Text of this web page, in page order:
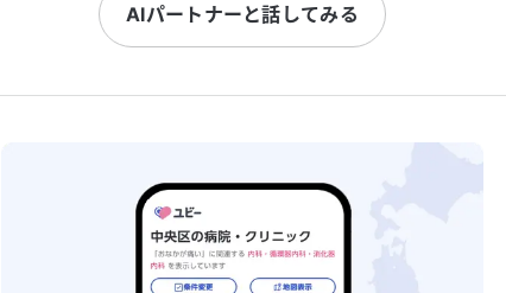
AIパートナーと話してみる